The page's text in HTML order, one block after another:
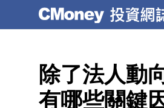
除了法人動
有哪些關鍵